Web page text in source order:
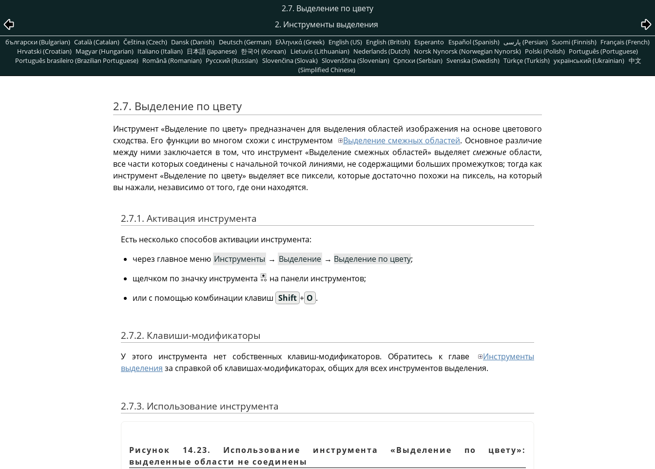
2.7. Выделение по цвету
2. Инструменты выделения
български (Bulgarian) Català (Catalan) Čeština (Czech) Dansk (Danish) Deutsch (German) Ελληνικά (Greek) English (US) English (British) Esperanto Español (Spanish) پارسی (Persian) Suomi (Finnish) Français (French)
Hrvatski (Croatian) Magyar (Hungarian) Italiano (Italian) 日本語 (Japanese) 한국어 (Korean) Lietuvis (Lithuanian) Nederlands (Dutch) Norsk Nynorsk (Norwegian Nynorsk) Polski (Polish) Português (Portuguese)
Português brasileiro (Brazilian Portuguese) Română (Romanian) Pусский (Russian) Slovenčina (Slovak) Slovenščina (Slovenian) Српски (Serbian) Svenska (Swedish) Türkçe (Turkish) український (Ukrainian) 中文
(Simplified Chinese)
2.7. Выделение по цвету
Инструмент «Выделение по цвету» предназначен для выделения областей изображения на основе цветового
сходства. Его функции во многом схожи с инструментом
Выделение смежных областей. Основное различие
между ними заключается в том, что инструмент «Выделение смежных областей» выделяет смежныеобласти,
все части которых соединены с начальной точкой линиями, не содержащими больших промежутков; тогда как
инструмент «Выделение по цвету» выделяет все пиксели, которые достаточно похожи на пиксель, на который
вы нажали, независимо от того, где они находятся.
2.7.1. Активация инструмента
Есть несколько способов активации инструмента:
через главное меню Инструменты → Выделение → Выделение по цвету;
щелчком по значку инструмента
на панели инструментов;
или с помощью комбинации клавиш Shift + O .
2.7.2. Клавиши-модификаторы
У этого инструмента нет собственных клавиш-модификаторов. Обратитесь к главе
Инструменты
выделения за справкой об клавишах-модификаторах, общих для всех инструментов выделения.
2.7.3. Использование инструмента
Рисунок 14.23. Использование инструмента «Выделение по цвету»:
выделенные области не соединены